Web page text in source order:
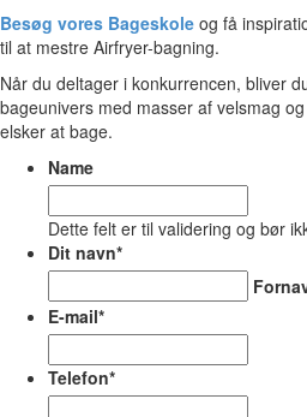
Besøg vores Bageskole og få
til at mestre Airfryer-bagning.
Når du deltager i konkurrencen, bliver
bageunivers med masser af velsmag
elsker at bage.
Name
Dette felt er til validering og bør
Dit navn*
E-mail*
Telefon*